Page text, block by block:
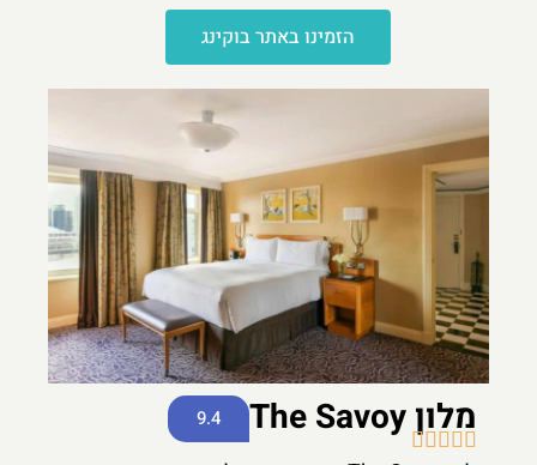
הזמינו באתר בוקינג
מלון The Savoy 9.4


